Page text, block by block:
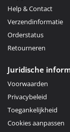
Help & Contact
Verzendinformatie
Orderstatus
Retourneren
Juridische
Voorwaarden
Privacybeleid
Toegankelijkheid
Cookies aanpassen